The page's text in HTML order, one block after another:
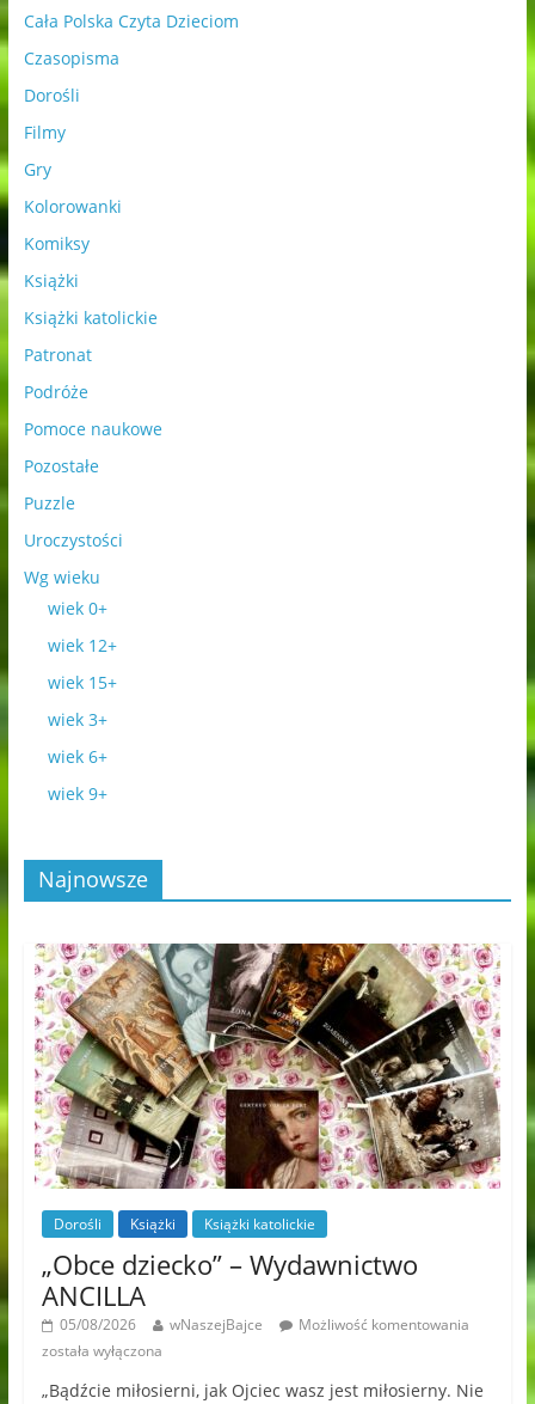
Cała Polska Czyta Dzieciom
Czasopisma
Dorośli
Filmy
Gry
Kolorowanki
Komiksy
Książki
Książki katolickie
Patronat
Podróże
Pomoce naukowe
Pozostałe
Puzzle
Uroczystości
Wg wieku
wiek 0+
wiek 12+
wiek 15+
wiek 3+
wiek 6+
wiek 9+
Najnowsze
Dorośli Książki Książki katolickie
„Obce dziecko” – Wydawnictwo
ANCILLA
05/08/2026 wNaszejBajce
Możliwość komentowania
została wyłączona
„Bądźcie miłosierni, jak Ojciec wasz jest miłosierny. Nie